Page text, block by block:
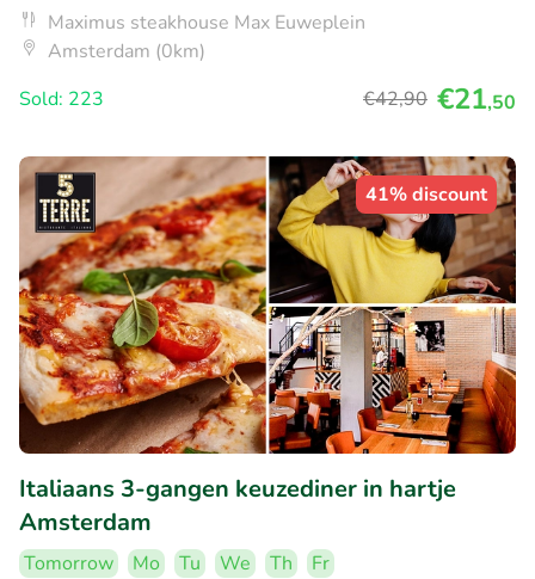
Maximus steakhouse Max Euweplein
Amsterdam (0km)
Sold: 223
€42,90 €21,50
41% discount
Italiaans 3-gangen keuzediner in hartje
Amsterdam
Tomorrow Mo Tu We Th
Fr